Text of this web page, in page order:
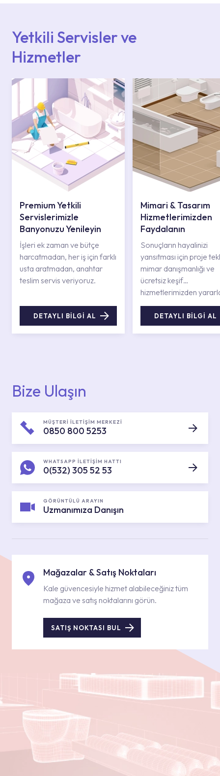
Yetkili Servisler ve
Hizmetler
Premium Yetkili
Servislerimizle
Banyonuzu Yenileyin
İşleri ek zaman ve bütçe
harcatmadan, her iş için farklı
usta aratmadan, anahtar
teslim servis veriyoruz.
DETAYLI BİLGİ AL
Mimari & Tasarım
Hizmetlerimizden
Faydalanın
Sonuçların hayalinizi
yansıtması için proje
mimar danışmanlığı ve
ücretsiz keşif
hizmetlerimizden
DETAYLI BİLGİ AL
Bize Ulaşın
MÜŞTERİ İLETİŞİM MERKEZİ
0850 800 5253
WHATSAPP İLETİŞİM HATTI
0(532) 305 52 53
GÖRÜNTÜLÜ ARAYIN
Uzmanımıza Danışın
Mağazalar & Satış Noktaları
Kale güvencesiyle hizmet alabileceğiniz tüm
mağaza ve satış noktalarını görün.
SATIŞ NOKTASI BUL